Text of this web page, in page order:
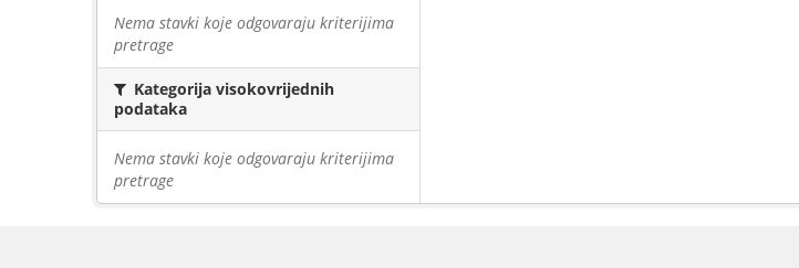
Nema stavki koje odgovaraju kriterijima
pretrage
Kategorija visokovrijednih
podataka
Nema stavki koje odgovaraju kriterijima
pretrage